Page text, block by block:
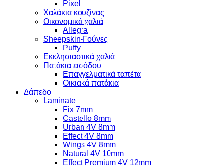
Pixel
Χαλάκια κουζίνας
Οικονομικά χαλιά
Allegra
Sheepskin-Γούνες
Puffy
Εκκλησιαστικά χαλιά
Πατάκια εισόδου
Επαγγελματικά ταπέτα
Οικιακά πατάκια
Δάπεδο
Laminate
Fix 7mm
Castello 8mm
Urban 4V 8mm
Effect 4V 8mm
Wings 4V 8mm
Natural 4V 10mm
Effect Premium 4V 12mm